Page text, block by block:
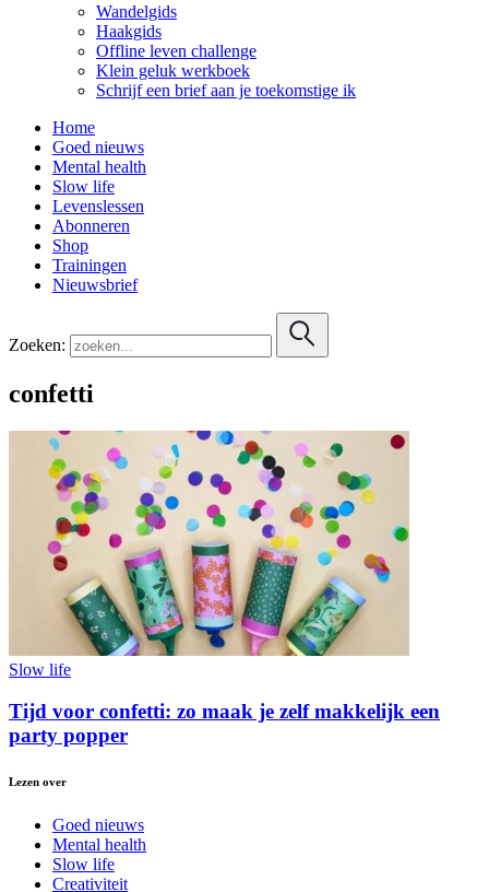
Wandelgids
Haakgids
Offline leven challenge
Klein geluk werkboek
Schrijf een brief aan je toekomstige ik
Home
Goed nieuws
Mental health
Slow life
Levenslessen
Abonneren
Shop
Trainingen
Nieuwsbrief
Zoeken:
confetti
Slow life
Tijd voor confetti: zo maak je zelf makkelijk een
party popper
Lezen over
Goed nieuws
Mental health
Slow life
Creativiteit